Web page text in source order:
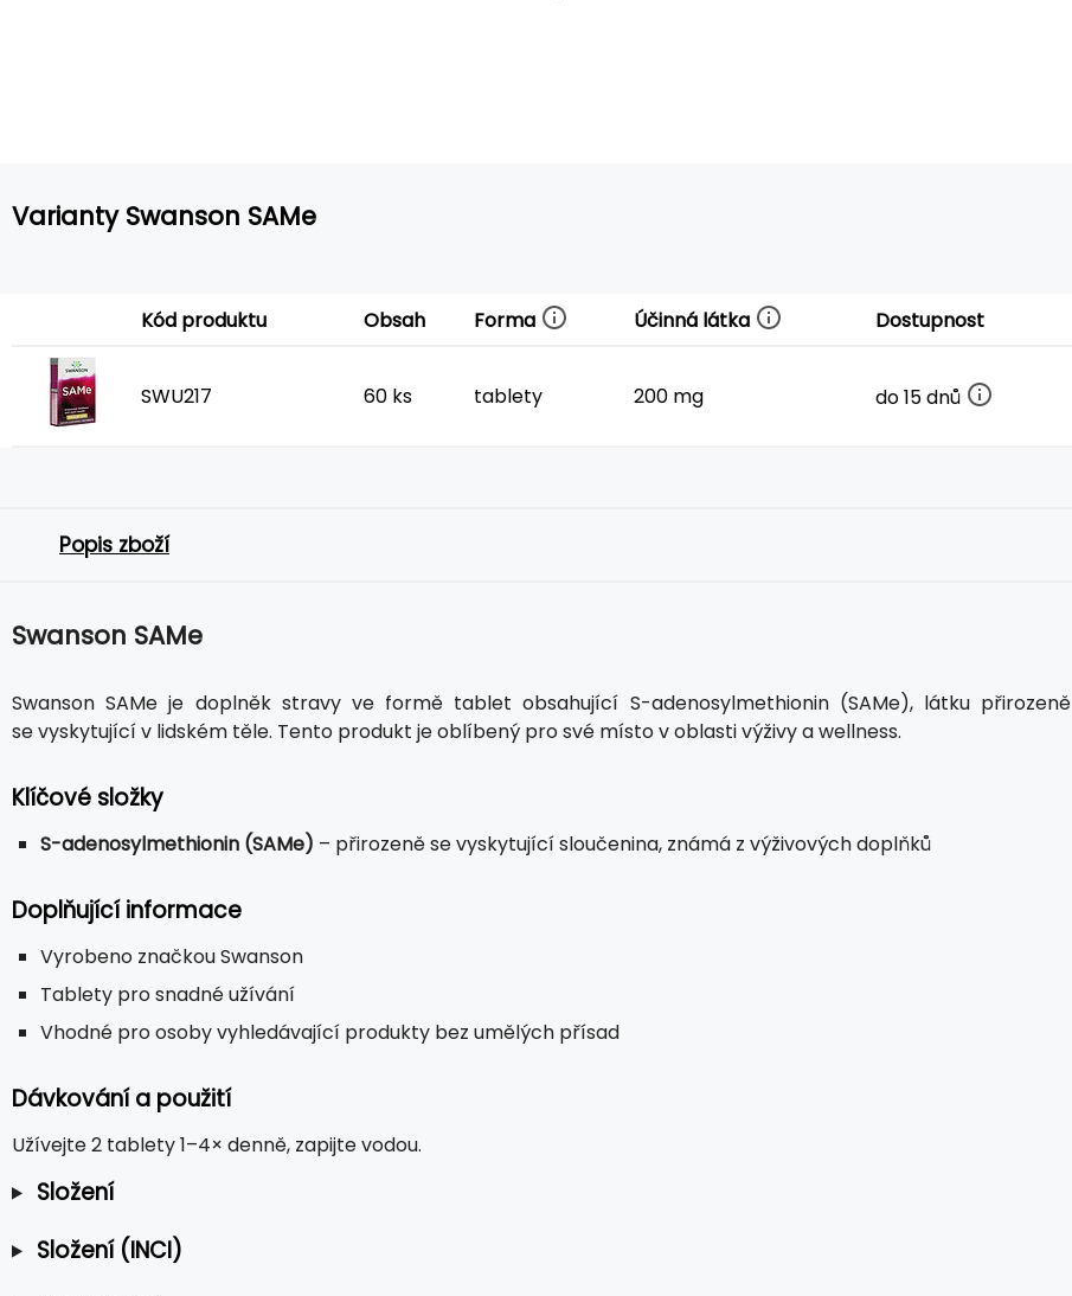
Varianty Swanson SAMe
Kód produktu Obsah Forma Účinná látka Dostupnost
SWU217 60 ks tablety 200 mg do 15 dnů
Popis zboží
Swanson SAMe
Swanson SAMe je doplněk stravy ve formě tablet obsahující S-adenosylmethionin (SAMe), látku přirozeně
se vyskytující v lidském těle. Tento produkt je oblíbený pro své místo v oblasti výživy a wellness.
Klíčové složky
S-adenosylmethionin (SAMe) – přirozeně se vyskytující sloučenina, známá z výživových doplňků
Doplňující informace
Vyrobeno značkou Swanson
Tablety pro snadné užívání
Vhodné pro osoby vyhledávající produkty bez umělých přísad
Dávkování a použití
Užívejte 2 tablety 1–4× denně, zapijte vodou.
Složení
Složení (INCI)